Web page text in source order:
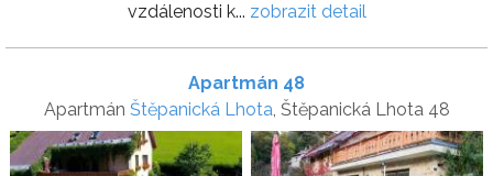
vzdálenosti k... zobrazit detail
Apartmán 48
Apartmán Štěpanická Lhota, Štěpanická Lhota 48